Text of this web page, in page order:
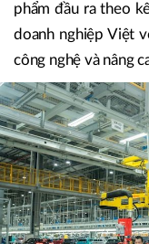
phẩm đầu ra theo
doanh nghiệp Việt
công nghệ và nâng